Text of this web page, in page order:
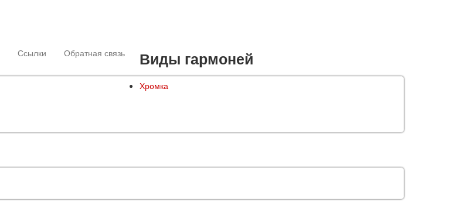
Ссылки Обратная связь Виды гармоней
Хромка